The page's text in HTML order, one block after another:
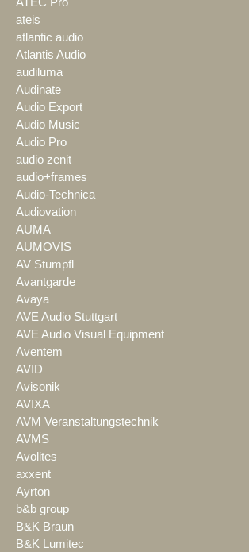
ateis
atlantic audio
Atlantis Audio
audiluma
Audinate
Audio Export
Audio Music
Audio Pro
audio zenit
audio+frames
Audio-Technica
Audiovation
AUMA
AUMOVIS
AV Stumpfl
Avantgarde
Avaya
AVE Audio Stuttgart
AVE Audio Visual Equipment
Aventem
AVID
Avisonik
AVIXA
AVM Veranstaltungstechnik
AVMS
Avolites
axxent
Ayrton
b&b group
B&K Braun
B&K Lumitec